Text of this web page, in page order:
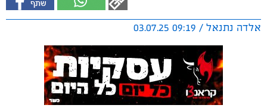
אלדה נתנאל / 09:19 03.07.25